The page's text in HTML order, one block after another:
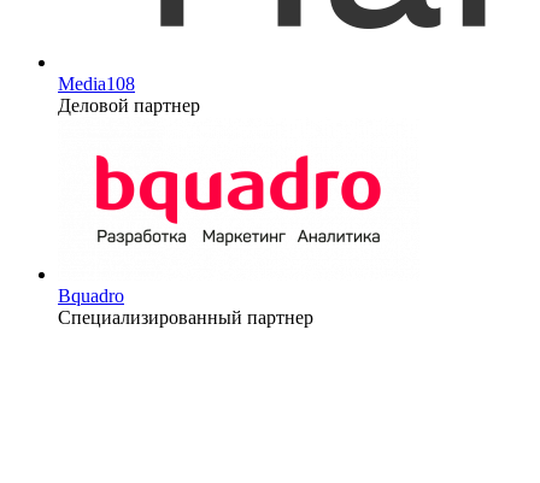
Media108
Деловой партнер
Bquadro
Специализированный партнер